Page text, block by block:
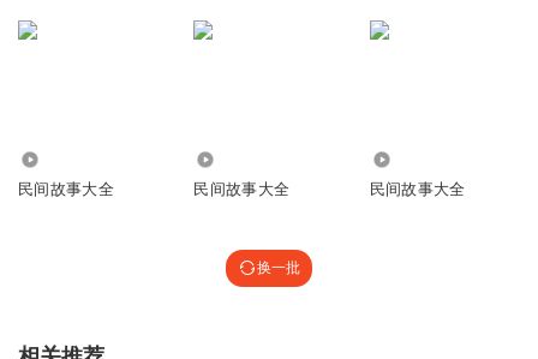
民间故事大全 民间故事大全 民间故事大全
换一批